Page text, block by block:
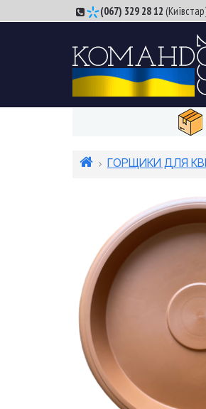
(067) 329 28 12
ГОРЩИКИ ДЛЯ